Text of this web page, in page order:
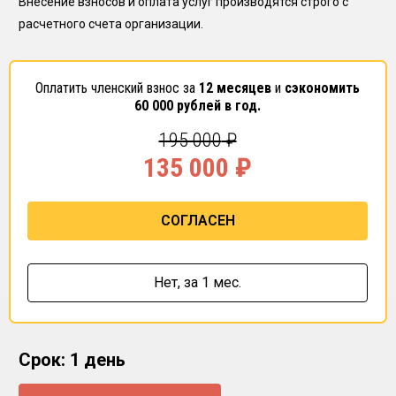
расчетного счета организации.
Оплатить членский взнос за 12 месяцев и сэкономить
60 000 рублей в год.
195 000₽
135 000 ₽
СОГЛАСЕН
Нет, за 1 мес.
Срок: 1 день